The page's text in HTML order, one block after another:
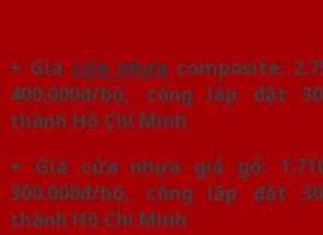
+ Giá cửa nhựa composite:
400.000đ/bộ, công lắp đặt
thành Hồ Chí Minh
+ Giá cửa nhựa giả gỗ:
300.000đ/bộ, công lắp đặt
thành Hồ Chí Minh